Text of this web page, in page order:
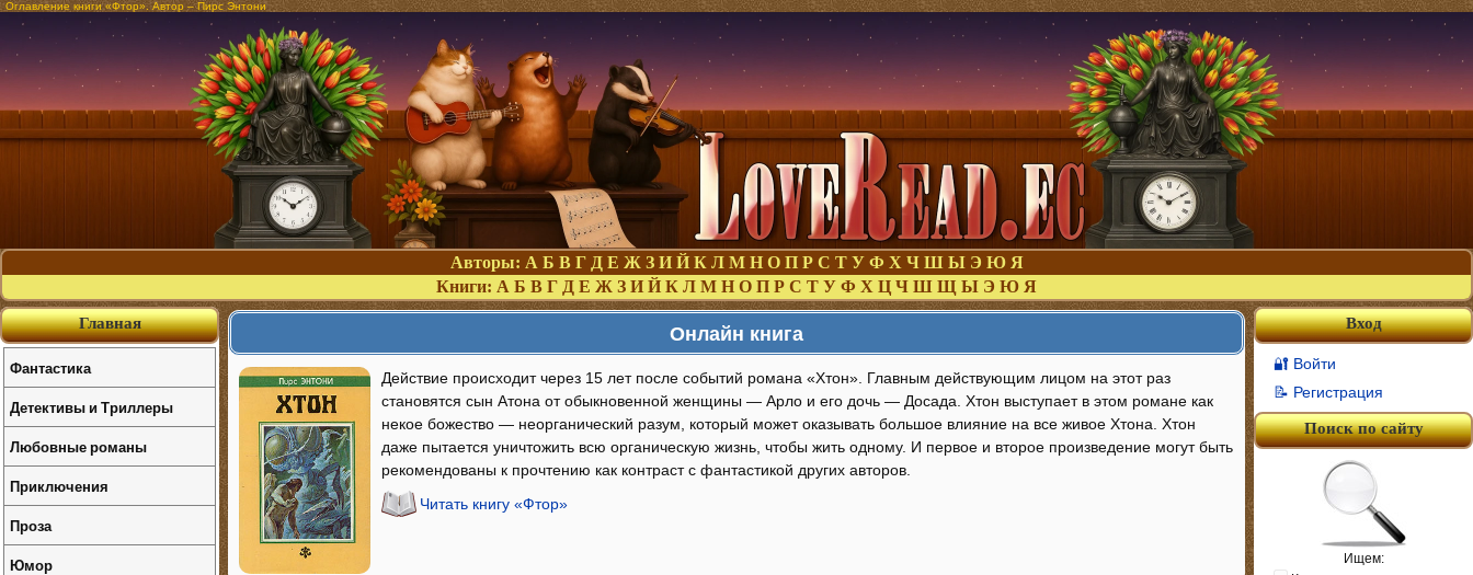
Оглавление книги «Фтор». Автор – Пирс Энтони
Авторы: А Б В Г Д Е Ж З И Й К Л М Н О П Р С Т У Ф Х Ч Ш Ы Э Ю Я
Книги: А Б В Г Д Е Ж З И Й К Л М Н О П Р С Т У Ф Х Ц Ч Ш Щ Ы Э Ю Я
Онлайн книга
Действие происходит через 15 лет после событий романа «Хтон». Главным действующим лицом на этот раз
становятся сын Атона от обыкновенной женщины — Арло и его дочь — Досада. Хтон выступает в этом романе как
некое божество — неорганический разум, который может оказывать большое влияние на все живое Хтона. Хтон
даже пытается уничтожить всю органическую жизнь, чтобы жить одному. И первое и второе произведение могут быть
рекомендованы к прочтению как контраст с фантастикой других авторов.
Читать книгу «Фтор»
Вход
🔐 Войти
📝 Регистрация
Поиск по сайту
Ищем:
Главная
Фантастика
Детективы и Триллеры
Любовные романы
Приключения
Проза
Юмор